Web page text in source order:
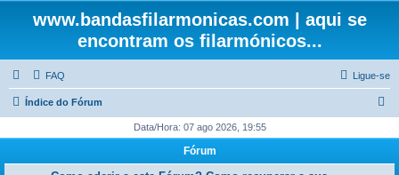
www.bandasfilarmonicas.com | aqui se
encontram os filarmónicos...
FAQ Ligue-se
Índice do Fórum
q
Data/Hora: 07 ago 2026, 19:55
Fórum